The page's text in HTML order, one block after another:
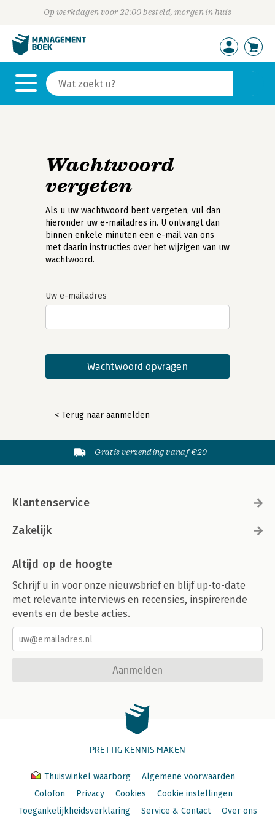
Op werkdagen voor 23:00 besteld, morgen in huis
Wachtwoord
vergeten
Als u uw wachtwoord bent vergeten, vul dan
hieronder uw e-mailadres in. U ontvangt dan
binnen enkele minuten een e-mail van ons
met daarin instructies over het wijzigen van uw
wachtwoord.
Uw e-mailadres
< Terug naar aanmelden
Gratis verzending vanaf €20
Klantenservice
Zakelijk
Altijd op de hoogte
Schrijf u in voor onze nieuwsbrief en blijf up-to-date
met relevante interviews en recensies, inspirerende
events en de beste acties.
Aanmelden
PRETTIG KENNIS MAKEN
Thuiswinkel waarborg
Algemene voorwaarden
Colofon
Privacy Cookies
Cookie instellingen
Toegankelijkheidsverklaring
Service & Contact Over ons